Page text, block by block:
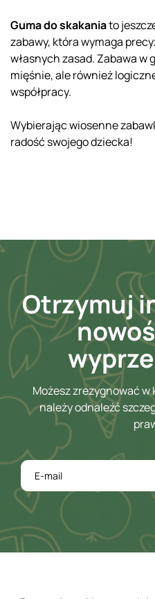
Guma do skakaniato
zabawy, która wymaga
własnych zasad. Zabawa w
mięśnie, ale również
współpracy.
Wybierając wiosenne
radość swojego dziecka!
Otrzymuj
Możesz zrezygnować
należy odnaleźć